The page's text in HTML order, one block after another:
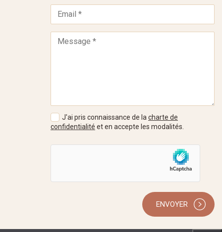
J'ai pris connaissance de lacharte de
confidentialité et en accepte les modalités.
ENVOYER